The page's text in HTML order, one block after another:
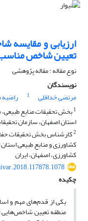
ارزیابی و
تعیین شاخص مناسب
نوع مقاله : مقاله پژوهشی
نویسندگان
مرتضی خداقلی
1
1بخش تحقیقات منایع
استان اصفهان، سازمان
2کارشناس بخش تحقیقات
کشاورزی و منابع طبیعی
کشاورزی، اصفهان، ایران
چکیده
یکی از قدم‌های مهم و
منطقه تعیین